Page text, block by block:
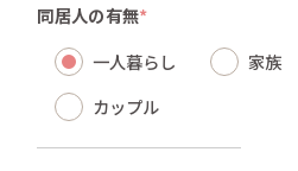
同居人の有無*
一人暮らし
家族
カップル